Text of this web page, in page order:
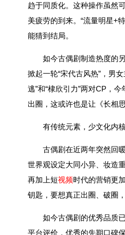
趋于同质化。这种操作虽然
美疲劳的到来。“流量明星+
能猜到结局。
如今古偶剧制造热度的
掀起一轮“宋代古风热”，男
逃”和“棣欣引力”两对CP，
出圈，这或许也是让《长相
有传统元素，少文化内
古偶剧在近两年突然回
世界观设定大同小异、妆造
再加上短视频时代的营销更
钥匙，要想真正出圈、破圈
如今古偶剧的优秀品质
平台评价，优秀的先期口碑